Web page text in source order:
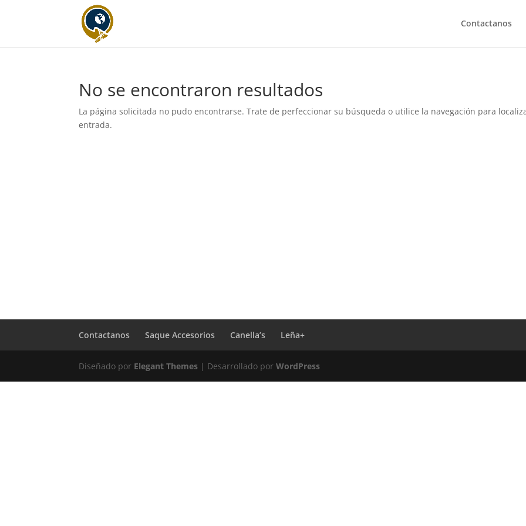
Contactanos
No se encontraron resultados
La página solicitada no pudo encontrarse. Trate de perfeccionar su búsqueda o utilice la navegación para
entrada.
Contactanos Saque Accesorios Canella’s Leña+
Diseñado por Elegant Themes | Desarrollado porWordPress